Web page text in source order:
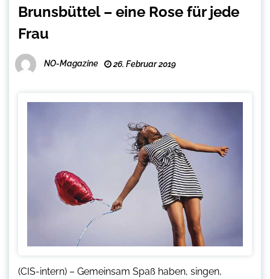
Brunsbüttel – eine Rose für jede
Frau
NO-Magazine 26. Februar 2019
(CIS-intern) – Gemeinsam Spaß haben, singen,